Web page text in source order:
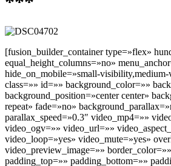
[fusion_builder_container type=»flex»
equal_height_columns=»no»
hide_on_mobile=»small-
class=»» id=»» background_color=»»
background_position=»center center»
repeat» fade=»no»
parallax_speed=»0.3″ video_mp4=»»
video_ogv=»» video_url=»»
video_loop=»yes» video_mute=»yes»
video_preview_image=»»
padding_top=»» padding_bottom=»»